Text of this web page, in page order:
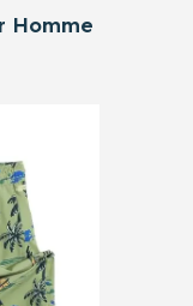
Homme